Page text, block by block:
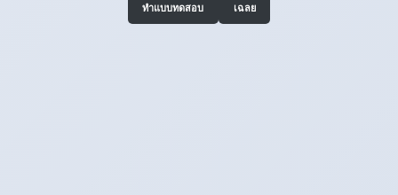
ทำแบบทดสอบ เฉลย